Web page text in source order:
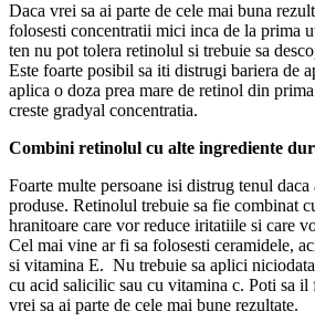
Daca vrei sa ai parte de cele mai buna
folosesti concentratii mici inca de la prima
ten nu pot tolera retinolul si trebuie sa
Este foarte posibil sa iti distrugi bariera de
aplica o doza prea mare de retinol din
creste gradyal concentratia.
Combini retinolul cu alte ingrediente
Foarte multe persoane isi distrug tenul
produse. Retinolul trebuie sa fie combinat
hranitoare care vor reduce iritatiile si care
Cel mai vine ar fi sa folosesti ceramidele,
si vitamina E. Nu trebuie sa aplici
cu acid salicilic sau cu vitamina c. Poti sa il
vrei sa ai parte de cele mai bune rezultate.